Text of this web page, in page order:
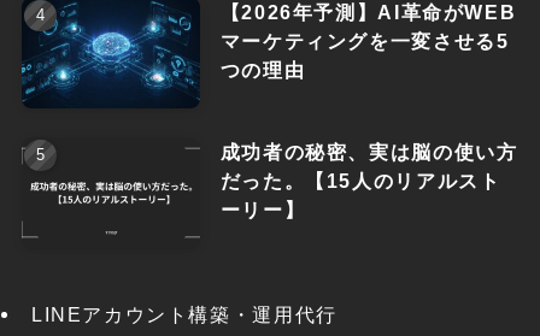
【2026年予測】AI革命がWEB
マーケティングを一変させる5
つの理由
成功者の秘密、実は脳の使い方
だった。【15人のリアルスト
ーリー】
LINEアカウント構築・運用代行